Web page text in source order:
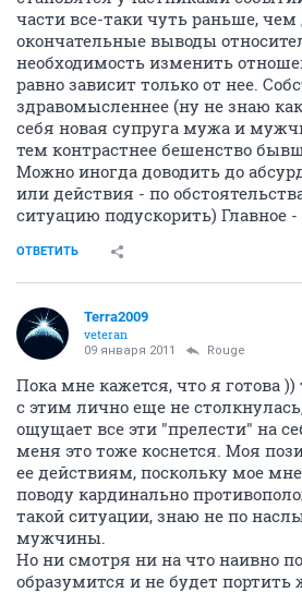
части все-таки чуть раньше,
окончательные выводы
необходимость изменить
равно зависит только от нее.
здравомысленнее (ну не знаю
себя новая супруга мужа и
тем контрастнее бешенство
Можно иногда доводить до
или действия - по
ситуацию подускорить) Главное
ОТВЕТИТЬ
Terra2009
veteran
09 января 2011 Rouge
Пока мне кажется, что я готова
с этим лично еще не
ощущает все эти "прелести" на
меня это тоже коснется. Моя
ее действиям, поскольку мое
поводу кардинально
такой ситуации, знаю не по
мужчины.
Но ни смотря ни на что наивно
образумится и не будет